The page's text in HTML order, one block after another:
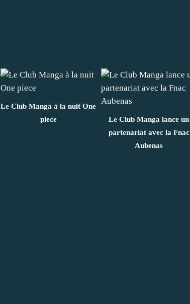
Le Club Manga à la nuit One
piece
Le Club Manga lance un
partenariat avec la Fnac
Aubenas